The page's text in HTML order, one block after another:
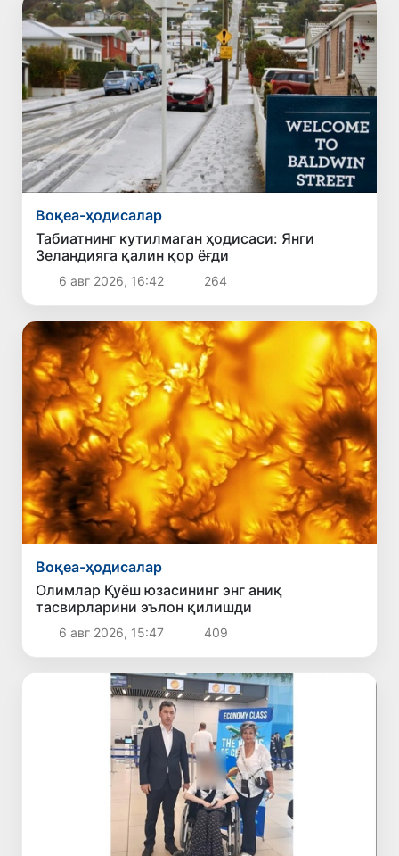
Воқеа-ҳодисалар
Табиатнинг кутилмаган ҳодисаси: Янги
Зеландияга қалин қор ёғди
6 авг 2026, 16:42 264
Воқеа-ҳодисалар
Олимлар Қуёш юзасининг энг аниқ
тасвирларини эълон қилишди
6 авг 2026, 15:47 409